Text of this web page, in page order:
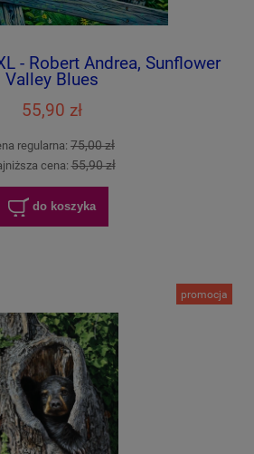
- Robert Andrea, Sunflower
Valley Blues
55,90 zł
regularna: 75,00 zł
cena:55,90 zł
do koszyka
promocja